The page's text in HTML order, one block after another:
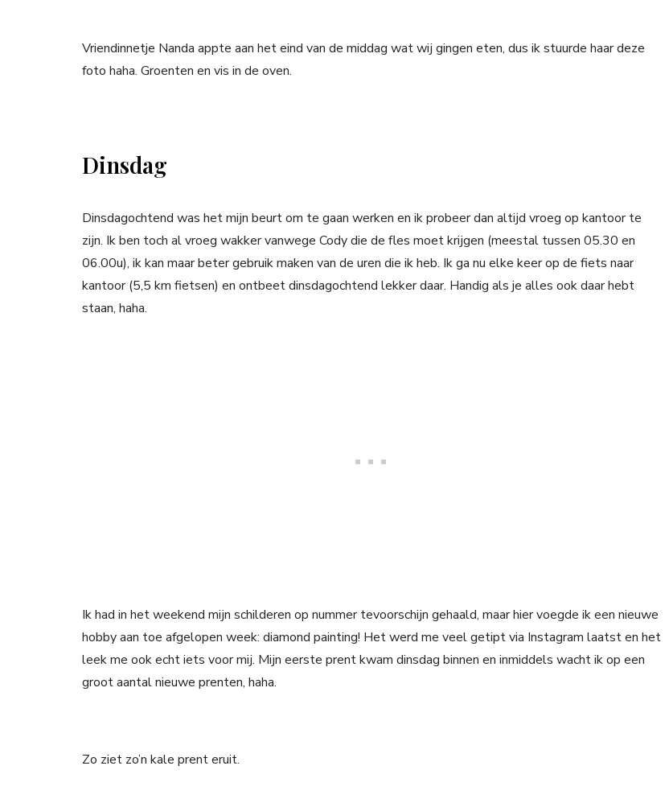
Vriendinnetje Nanda appte aan het eind van de middag wat wij gingen eten, dus ik stuurde haar deze
foto haha. Groenten en vis in de oven.
Dinsdag
Dinsdagochtend was het mijn beurt om te gaan werken en ik probeer dan altijd vroeg op kantoor te
zijn. Ik ben toch al vroeg wakker vanwege Cody die de fles moet krijgen (meestal tussen 05.30 en
06.00u), ik kan maar beter gebruik maken van de uren die ik heb. Ik ga nu elke keer op de fiets naar
kantoor (5,5 km fietsen) en ontbeet dinsdagochtend lekker daar. Handig als je alles ook daar hebt
staan, haha.
Ik had in het weekend mijn schilderen op nummer tevoorschijn gehaald, maar hier voegde ik een nieuwe
hobby aan toe afgelopen week: diamond painting! Het werd me veel getipt via Instagram laatst en het
leek me ook echt iets voor mij. Mijn eerste prent kwam dinsdag binnen en inmiddels wacht ik op een
groot aantal nieuwe prenten, haha.
Zo ziet zo’n kale prent eruit.